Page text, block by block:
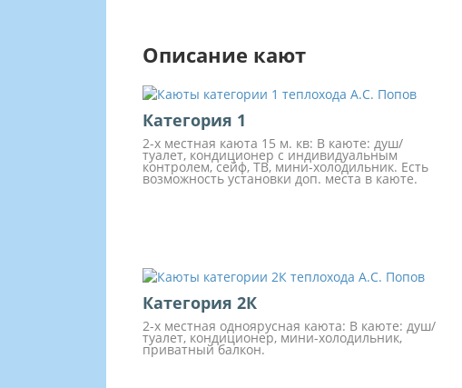
Описание кают
Категория 1
2-х местная каюта 15 м. кв: В каюте: душ/
туалет, кондиционер с индивидуальным
контролем, сейф, ТВ, мини-холодильник. Есть
возможность установки доп. места в каюте.
Категория 2К
2-х местная одноярусная каюта: В каюте: душ/
туалет, кондиционер, мини-холодильник,
приватный балкон.